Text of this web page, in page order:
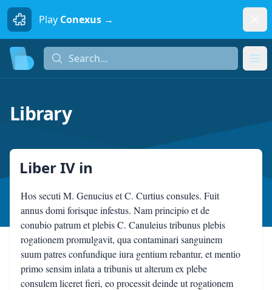
Play Conexus →
Search...
Library
Liber IV in
Hos secuti M. Genucius et C. Curtius consules. Fuit
annus domi forisque infestus. Nam principio et de
conubio patrum et plebis C. Canuleius tribunus plebis
rogationem promulgavit, qua contaminari sanguinem
suum patres confundique iura gentium rebantur, et mentio
primo sensim inlata a tribunis ut alterum ex plebe
consulem liceret fieri, eo processit deinde ut rogationem